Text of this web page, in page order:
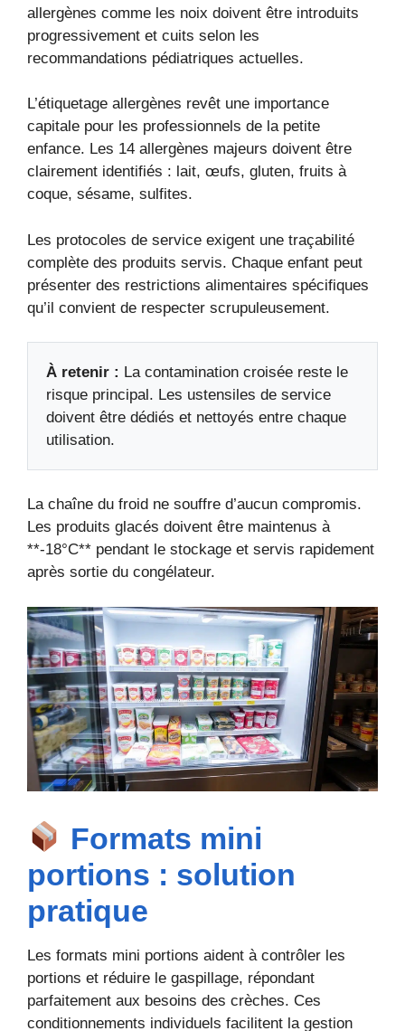
allergènes comme les noix doivent être introduits
progressivement et cuits selon les
recommandations pédiatriques actuelles.
L’étiquetage allergènes revêt une importance
capitale pour les professionnels de la petite
enfance. Les 14 allergènes majeurs doivent être
clairement identifiés : lait, œufs, gluten, fruits à
coque, sésame, sulfites.
Les protocoles de service exigent une traçabilité
complète des produits servis. Chaque enfant peut
présenter des restrictions alimentaires spécifiques
qu’il convient de respecter scrupuleusement.
À retenir : La contamination croisée reste le
risque principal. Les ustensiles de service
doivent être dédiés et nettoyés entre chaque
utilisation.
La chaîne du froid ne souffre d’aucun compromis.
Les produits glacés doivent être maintenus à
**-18°C** pendant le stockage et servis rapidement
après sortie du congélateur.
Formats mini
portions : solution
pratique
Les formats mini portions aident à contrôler les
portions et réduire le gaspillage, répondant
parfaitement aux besoins des crèches. Ces
conditionnements individuels facilitent la gestion